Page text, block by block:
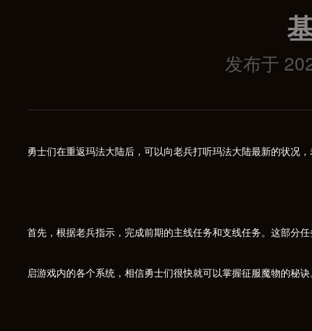
发布于
勇士们在重返玛法大陆后，可以向老兵打听玛法大陆最新的状况
首先，根据老兵指示，完成前期的主线任务和支线任务。这部分
启游戏内的各个系统，相信勇士们很快就可以掌握征服魔物的秘